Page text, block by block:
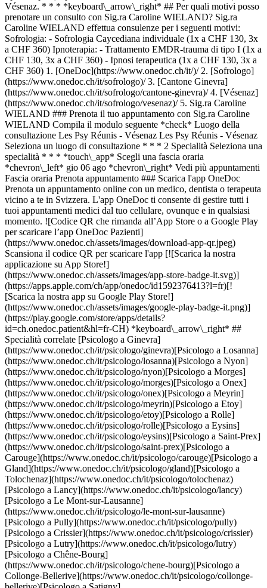
Vésenaz. * * * *keyboard\_arrow\_right* ## Per quali motivi posso
prenotare un consulto con Sig.ra Caroline WIELAND? Sig.ra
Caroline WIELAND effettua consulenze per i seguenti motivi:
Sofrologia: - Sofrologia Caycediana individuale (1x a CHF 130, 3x
a CHF 360) Ipnoterapia: - Trattamento EMDR-trauma di tipo I (1x a
CHF 130, 3x a CHF 360) - Ipnosi terapeutica (1x a CHF 130, 3x a
CHF 360) 1. [OneDoc](https://www.onedoc.ch/it/)/ 2. [Sofrologo](https://www.onedoc.ch/it/sofrologo)/ 3. [Cantone Ginevra](https://www.onedoc.ch/it/sofrologo/cantone-ginevra)/ 4. [Vésenaz](https://www.onedoc.ch/it/sofrologo/vesenaz)/ 5. Sig.ra Caroline WIELAND ### Prenota il tuo appuntamento con Sig.ra Caroline WIELAND Compila il modulo seguente *check* Luogo della consultazione Les Psy Réunis - Vésenaz Les Psy Réunis - Vésenaz Seleziona un luogo di consultazione * * * 2 Specialità Seleziona una specialità * * * *touch\_app* Scegli una fascia oraria *chevron\_left* gio 06 ago *chevron\_right* Vedi più appuntamenti Fascia oraria Prenota appuntamento ### Scarica l'app OneDoc Prenota un appuntamento online con un medico, dentista o terapeuta vicino a te in Svizzera. L'app OneDoc ti consente di gestire tutti i tuoi appuntamenti medici dal tuo cellulare, ovunque e in qualsiasi momento. ![Codice QR che rimanda all’App Store o a Google Play per scaricare l’app OneDoc Pazienti](https://www.onedoc.ch/assets/images/download-app-qr.jpeg) Scansiona il codice QR per scaricare l'app [![Scarica la nostra applicazione su App Store!](https://www.onedoc.ch/assets/images/app-store-badge-it.svg)](https://apps.apple.com/ch/app/onedoc/id1592376413?l=fr)[![Scarica la nostra app su Google Play Store!](https://www.onedoc.ch/assets/images/google-play-badge-it.png)](https://play.google.com/store/apps/details?id=ch.onedoc.patient&hl=fr-CH) *keyboard\_arrow\_right* ## Specialità correlate [Psicologo a Ginevra](https://www.onedoc.ch/it/psicologo/ginevra)[Psicologo a Losanna](https://www.onedoc.ch/it/psicologo/losanna)[Psicologo a Nyon](https://www.onedoc.ch/it/psicologo/nyon)[Psicologo a Morges](https://www.onedoc.ch/it/psicologo/morges)[Psicologo a Onex](https://www.onedoc.ch/it/psicologo/onex)[Psicologo a Meyrin](https://www.onedoc.ch/it/psicologo/meyrin)[Psicologo a Etoy](https://www.onedoc.ch/it/psicologo/etoy)[Psicologo a Rolle](https://www.onedoc.ch/it/psicologo/rolle)[Psicologo a Eysins](https://www.onedoc.ch/it/psicologo/eysins)[Psicologo a Saint-Prex](https://www.onedoc.ch/it/psicologo/saint-prex)[Psicologo a Carouge](https://www.onedoc.ch/it/psicologo/carouge)[Psicologo a Gland](https://www.onedoc.ch/it/psicologo/gland)[Psicologo a Tolochenaz](https://www.onedoc.ch/it/psicologo/tolochenaz)[Psicologo a Lancy](https://www.onedoc.ch/it/psicologo/lancy)[Psicologo a Le Mont-sur-Lausanne](https://www.onedoc.ch/it/psicologo/le-mont-sur-lausanne)[Psicologo a Pully](https://www.onedoc.ch/it/psicologo/pully)[Psicologo a Crissier](https://www.onedoc.ch/it/psicologo/crissier)[Psicologo a Lutry](https://www.onedoc.ch/it/psicologo/lutry)[Psicologo a Chêne-Bourg](https://www.onedoc.ch/it/psicologo/chene-bourg)[Psicologo a Collonge-Bellerive](https://www.onedoc.ch/it/psicologo/collonge-bellerive)[Psicologo a Satigny](https://www.onedoc.ch/it/psicologo/satigny) *keyboard\_arrow\_right* ## Ricerche frequenti [Fisioterapista a Ginevra](https://www.onedoc.ch/it/fisioterapista/ginevra)[Psicologo a Ginevra](https://www.onedoc.ch/it/psicologo/ginevra)[Fisioterapista a Losanna](https://www.onedoc.ch/it/fisioterapista/losanna)[Medico generico a Ginevra](https://www.onedoc.ch/it/medico-generico/ginevra)[Terapista in linfodrenaggio manuale a Ginevra](https://www.onedoc.ch/it/terapista-in-linfodrenaggio-manuale/ginevra)[Massaggiatore classico a Ginevra](https://www.onedoc.ch/it/massaggiatore-classico/ginevra)[Specialista in medicina interna generale a Ginevra](https://www.onedoc.ch/it/specialista-in-medicina-interna-generale/ginevra)[Terapista in riflessologia a Ginevra](https://www.onedoc.ch/it/terapista-in-riflessologia/ginevra)[Dentista a Ginevra](https://www.onedoc.ch/it/dentista/ginevra)[Psicologo a Losanna](https://www.onedoc.ch/it/psicologo/losanna)[Agopuntore a Ginevra](https://www.onedoc.ch/it/agopuntore/ginevra)[Osteopata a Losanna](https://www.onedoc.ch/it/osteopata/losanna)[Massaggiatore classico a Losanna](https://www.onedoc.ch/it/massaggiatore-classico/losanna)[Medico generico a Losanna](https://www.onedoc.ch/it/medico-generico/losanna)[Specialista in Medicina Tradizionale Cinese (MTC) a Ginevra](https://www.onedoc.ch/it/specialista-in-medicina-tradizionale-cinese-mtc/ginevra)[Fisioterapista sportivo a Ginevra](https://www.onedoc.ch/it/fisioterapista-sportivo/ginevra)[OB-GYN (ostetrico-ginecologo) a Ginevra](https://www.onedoc.ch/it/ob-gyn-ostetrico-ginecologo/ginevra)[Psicoterapeuta a Ginevra](https://www.onedoc.ch/it/psicoterapeuta/ginevra)[Massaggiatore terapeutico a Ginevra](https://www.onedoc.ch/it/massaggiatore-terapeutico/ginevra)[Osteopata a Ginevra](https://www.onedoc.ch/it/osteopata/ginevra)[Terapista della nutrizione (MCO) a Ginevra](https://www.onedoc.ch/it/terapista-della-nutrizione-mco/ginevra) *keyboard\_arrow\_right* ## Cerca un professionista [Elenco dei professionisti](https://www.onedoc.ch/it/elenco) [A](https://www.onedoc.ch/it/elenco/A) [B](https://www.onedoc.ch/it/elenco/B) [C](https://www.onedoc.ch/it/elenco/C) [D](https://www.onedoc.ch/it/elenco/D) [E](https://www.onedoc.ch/it/elenco/E) [F](https://www.onedoc.ch/it/elenco/F) [G](https://www.onedoc.ch/it/elenco/G) [H](https://www.onedoc.ch/it/elenco/H) [I](https://www.onedoc.ch/it/elenco/I) [J](https://www.onedoc.ch/it/elenco/J) [K](https://www.onedoc.ch/it/elenco/K) [L](https://www.onedoc.ch/it/elenco/L) [M](https://www.onedoc.ch/it/elenco/M) [N](https://www.onedoc.ch/it/elenco/N) [O](https://www.onedoc.ch/it/elenco/O) [P](https://www.onedoc.ch/it/elenco/P) [Q](https://www.onedoc.ch/it/elenco/Q) [R](https://www.onedoc.ch/it/elenco/R) [S](https://www.onedoc.ch/it/elenco/S) [T](https://www.onedoc.ch/it/elenco/T) [U](https://www.onedoc.ch/it/elenco/U) [V](https://www.onedoc.ch/it/elenco/V) [W](https://www.onedoc.ch/it/elenco/W) [X](https://www.onedoc.ch/it/elenco/X) [Y](https://www.onedoc.ch/it/elenco/Y) [Z](https://www.onedoc.ch/it/elenco/Z) ## OneDoc [Sono un professionista](https://info.onedoc.ch/it/) [Su di noi](https://info.onedoc.ch/it/nostra-missione/) [News e premi](https://info.onedoc.ch/it/media/) [Lavora con noi](https://career.onedoc.ch/it) [Centro privacy](https://privacy.onedoc.ch/it/) [Gestione dei cookie](javascript:Didomi.preferences.show%28%29) [Centro di assistenza](https://help.onedoc.ch/it/) ## Lingue [Deutsch](https://www.onedoc.ch/de/sophrologin/vesenaz/pc2gm/caroline-wieland) [Français](https://www.onedoc.ch/fr/sophrologue/vesenaz/pc2gm/caroline-wieland) [Italiano](https://www.onedoc.ch/it/sofrologa/vesenaz/pc2gm/caroline-wieland) [English](https://www.onedoc.ch/en/sophrologist/vesenaz/pc2gm/caroline-wieland) ## Specialità correlate [Psicologo a Ginevra](https://www.onedoc.ch/it/psicologo/ginevra) [Psicologo a Losanna](https://www.onedoc.ch/it/psicologo/losanna) [Psicologo a Nyon](https://www.onedoc.ch/it/psicologo/nyon) [Psicologo a Morges](https://www.onedoc.ch/it/psicologo/morges) [Psicologo a Onex](https://www.onedoc.ch/it/psicologo/onex) [Psicologo a Meyrin](https://www.onedoc.ch/it/psicologo/meyrin) [Psicologo a Etoy](https://www.onedoc.ch/it/psicologo/etoy) [Psicologo a Rolle](https://www.onedoc.ch/it/psicologo/rolle) [Psicologo a Eysins](https://www.onedoc.ch/it/psicologo/eysins) [Psicologo a Saint-Prex](https://www.onedoc.ch/it/psicologo/saint-prex) [Psicologo a Carouge](https://www.onedoc.ch/it/psicologo/carouge) [Psicologo a Gland](https://www.onedoc.ch/it/psicologo/gland) [Psicologo a Tolochenaz](https://www.onedoc.ch/it/psicologo/tolochenaz) [Psicologo a Lancy](https://www.onedoc.ch/it/psicologo/lancy) [Psicologo a Le Mont-sur-Lausanne](https://www.onedoc.ch/it/psicologo/le-mont-sur-lausanne) [Psicologo a Pully](https://www.onedoc.ch/it/psicologo/pully) [Psicologo a Crissier](https://www.onedoc.ch/it/psicologo/crissier) [Psicologo a Lutry](https://www.onedoc.ch/it/psicologo/lutry) [Psicologo a Chêne-Bourg](https://www.onedoc.ch/it/psicologo/chene-bourg) [Psicologo a Collonge-Bellerive](https://www.onedoc.ch/it/psicologo/collonge-bellerive) [Psicologo a Satigny](https://www.onedoc.ch/it/psicologo/satigny) ## Ricerche frequenti [Fisioterapista a Ginevra](https://www.onedoc.ch/it/fisioterapista/ginevra) [Psicologo a Ginevra](https://www.onedoc.ch/it/psicologo/ginevra) [Fisioterapista a Losanna](https://www.onedoc.ch/it/fisioterapista/losanna) [Medico generico a Ginevra](https://www.onedoc.ch/it/medico-generico/ginevra) [Terapista in linfodrenaggio manuale a Ginevra](https://www.onedoc.ch/it/terapista-in-linfodrenaggio-manuale/ginevra) [Massaggiatore classico a Ginevra](https://www.onedoc.ch/it/massaggiatore-classico/ginevra) [Specialista in medicina interna generale a Ginevra](https://www.onedoc.ch/it/specialista-in-medicina-interna-generale/ginevra) [Terapista in riflessologia a Ginevra](https://www.onedoc.ch/it/terapista-in-riflessologia/ginevra) [Dentista a Ginevra](https://www.onedoc.ch/it/dentista/ginevra) [Psicologo a Losanna](https://www.onedoc.ch/it/psicologo/losanna) [Agopuntore a Ginevra](https://www.onedoc.ch/it/agopuntore/ginevra) [Osteopata a Losanna](https://www.onedoc.ch/it/osteopata/losanna) [Massaggiatore classico a Losanna](https://www.onedoc.ch/it/massaggiatore-classico/losanna) [Medico generico a Losanna](https://www.onedoc.ch/it/medico-generico/losanna) [Specialista in Medicina Tradizionale Cinese (MTC) a Ginevra](https://www.onedoc.ch/it/specialista-in-medicina-tradizionale-cinese-mtc/ginevra) [Fisioterapista sportivo a Ginevra](https://www.onedoc.ch/it/fisioterapista-sportivo/ginevra) [OB-GYN (ostetrico-ginecologo) a Ginevra](https://www.onedoc.ch/it/ob-gyn-ostetrico-ginecologo/ginevra) [Psicoterapeuta a Ginevra](https://www.onedoc.ch/it/psicoterapeuta/ginevra) [Massaggiatore terapeutico a Ginevra](https://www.onedoc.ch/it/massaggiatore-terapeutico/ginevra) [Osteopata a Ginevra](https://www.onedoc.ch/it/osteopata/ginevra) [Terapista della nutrizione (MCO) a Ginevra](https://www.onedoc.ch/it/terapista-della-n